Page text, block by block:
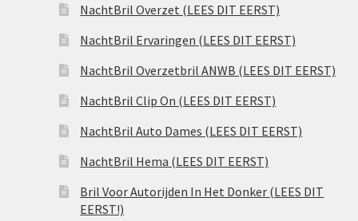
NachtBril Overzet (LEES DIT EERST)
NachtBril Ervaringen (LEES DIT EERST)
NachtBril Overzetbril ANWB (LEES DIT EERST)
NachtBril Clip On (LEES DIT EERST)
NachtBril Auto Dames (LEES DIT EERST)
NachtBril Hema (LEES DIT EERST)
Bril Voor Autorijden In Het Donker (LEES DIT
EERST!)